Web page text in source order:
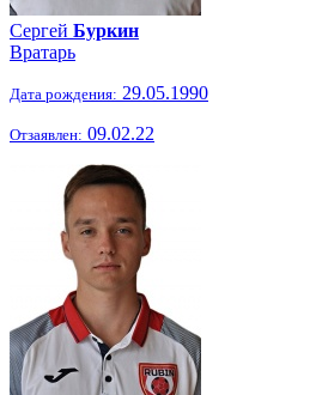
Сергей Буркин
Вратарь
Дата рождения: 29.05.1990
Отзаявлен: 09.02.22